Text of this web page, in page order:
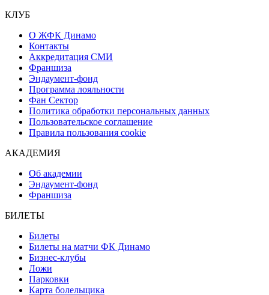
КЛУБ
О ЖФК Динамо
Контакты
Аккредитация СМИ
Франшиза
Эндаумент-фонд
Программа лояльности
Фан Сектор
Политика обработки персональных данных
Пользовательское соглашение
Правила пользования cookie
АКАДЕМИЯ
Об академии
Эндаумент-фонд
Франшиза
БИЛЕТЫ
Билеты
Билеты на матчи ФК Динамо
Бизнес-клубы
Ложи
Парковки
Карта болельщика